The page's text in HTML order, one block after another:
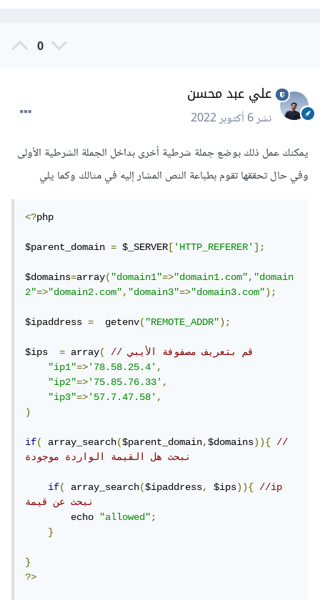
0
علي عبد محسن
نشر6 أكتوبر 2022
يمكنك عمل ذلك بوضع جملة شرطية أخرى بداخل الجملة الشرطية الأولى
وفي حال تحققها تقوم بطباعة النص المشار إليه في مثالك وكما يلي
<?php
$parent_domain = $_SERVER ['HTTP_REFERER'];
$domains=array("domain1"=>"domain1.com","domain
2"=>"domain2.com","domain3"=>"domain3.com");
$ipaddress = getenv("REMOTE_ADDR");
$ips = array(
// قم بتعريف مصفوفة الأيبي
"ip1"=>'78.58.25.4',
"ip2"=>'75.85.76.33',
"ip3"=>'57.7.47.58',
)
if( array_search($parent_domain,$domains)){
//
نبحث هل القيمة الواردة موجودة
if( array_search($ipaddress, $ips)){
//ip
        echo
"allowed";
}
}
?>